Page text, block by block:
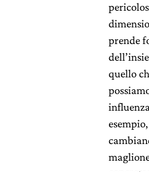
prende
quello